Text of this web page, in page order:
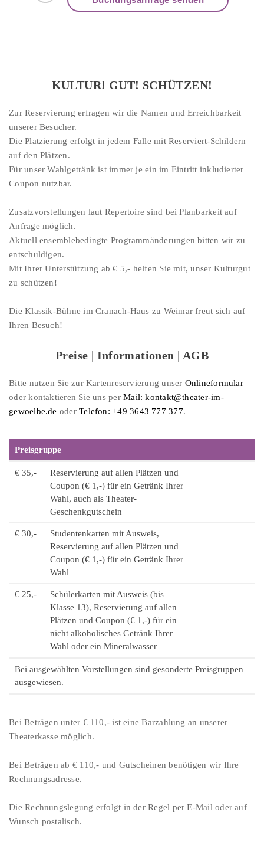
KULTUR! GUT! SCHÜTZEN!
Zur Reservierung erfragen wir die Namen und Erreichbarkeit
unserer Besucher.
Die Platzierung erfolgt in jedem Falle mit Reserviert-Schildern
auf den Plätzen.
Für unser Wahlgetränk ist immer je ein im Eintritt inkludierter
Coupon nutzbar.
Zusatzvorstellungen laut Repertoire sind bei Planbarkeit auf
Anfrage möglich.
Aktuell ensemblebedingte Programmänderungen bitten wir zu
entschuldigen.
Mit Ihrer Unterstützung ab € 5,- helfen Sie mit, unser Kulturgut
zu schützen!
Die Klassik-Bühne im Cranach-Haus zu Weimar freut sich auf
Ihren Besuch!
Preise | Informationen | AGB
Bitte nutzen Sie zur Kartenreservierung unser Onlineformular
oder kontaktieren Sie uns perMail: kontakt@theater-im-
gewoelbe.de oderTelefon: +49 3643 777 377.
Preisgruppe
€ 35,-
Reservierung auf allen Plätzen und
Coupon (€ 1,-) für ein Getränk Ihrer
Wahl, auch als Theater-
Geschenkgutschein
€ 30,-
Studentenkarten mit Ausweis,
Reservierung auf allen Plätzen und
Coupon (€ 1,-) für ein Getränk Ihrer
Wahl
€ 25,-
Schülerkarten mit Ausweis (bis
Klasse 13), Reservierung auf allen
Plätzen und Coupon (€ 1,-) für ein
nicht alkoholisches Getränk Ihrer
Wahl oder ein Mineralwasser
Bei ausgewählten Vorstellungen sind gesonderte Preisgruppen
ausgewiesen.
Bei Beträgen unter € 110,- ist eine Barzahlung an unserer
Theaterkasse möglich.
Bei Beträgen ab € 110,- und Gutscheinen benötigen wir Ihre
Rechnungsadresse.
Die Rechnungslegung erfolgt in der Regel per E-Mail oder auf
Wunsch postalisch.